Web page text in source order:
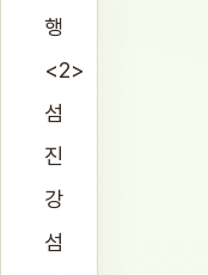
행
<2>
섬
진
강
섬